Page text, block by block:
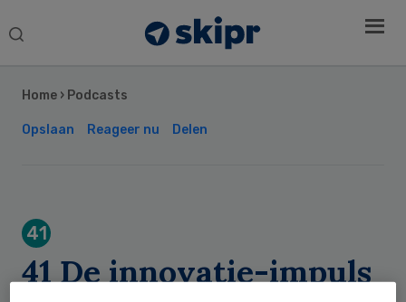
Search
Home › Podcasts
Opslaan Reageer nu Delen
41
41 De innovatie-impuls
Sidebar